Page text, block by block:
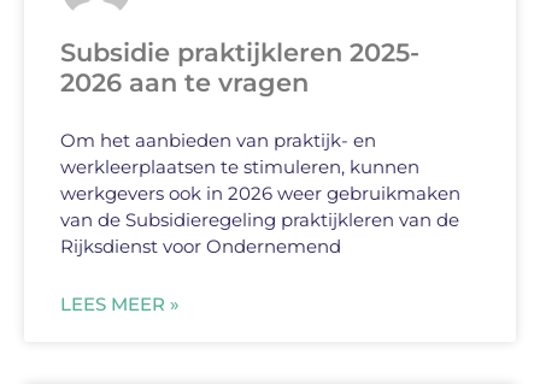
Subsidie praktijkleren 2025-
2026 aan te vragen
Om het aanbieden van praktijk- en
werkleerplaatsen te stimuleren, kunnen
werkgevers ook in 2026 weer gebruikmaken
van de Subsidieregeling praktijkleren van de
Rijksdienst voor Ondernemend
LEES MEER »